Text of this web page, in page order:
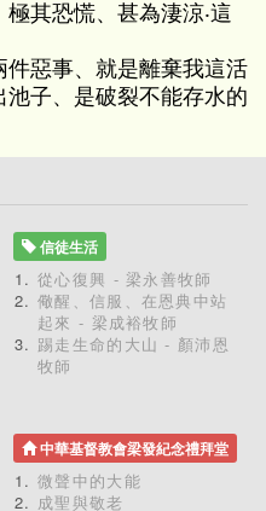
其恐慌、甚為淒涼‧這
件惡事、就是離棄我這活
子、是破裂不能存水的
信徒生活
從心復興 - 梁永善牧師
儆醒、信服、在恩典中站
起來 - 梁成裕牧師
踢走生命的大山 - 顏沛恩
牧師
中華基督教會梁發紀念禮拜堂
微聲中的大能
成聖與敬老